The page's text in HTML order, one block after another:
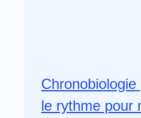
le rythme pour